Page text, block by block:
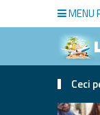
MENU
Ceci